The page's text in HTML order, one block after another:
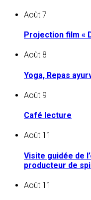
Août 7
Projection film «
Août 8
Yoga, Repas
Août 9
Café lecture
Août 11
Visite guidée de
producteur de
Août 11